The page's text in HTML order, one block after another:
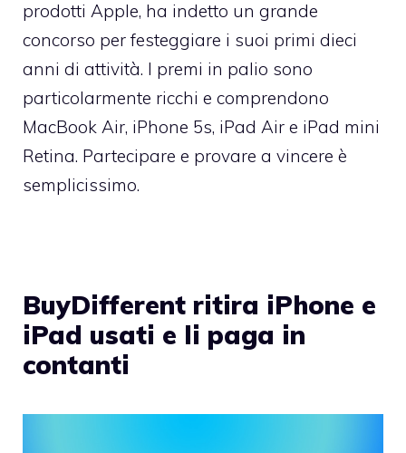
prodotti Apple, ha indetto un grande
concorso per festeggiare i suoi primi dieci
anni di attività. I premi in palio sono
particolarmente ricchi e comprendono
MacBook Air, iPhone 5s, iPad Air e iPad mini
Retina. Partecipare e provare a vincere è
semplicissimo.
BuyDifferent ritira iPhone e
iPad usati e li paga in
contanti